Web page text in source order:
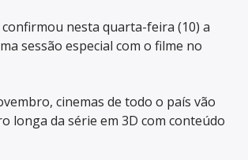
nesta quarta-feira (10) a
sessão especial com o filme no
cinemas de todo o país vão
longa da série em 3D com conteúdo